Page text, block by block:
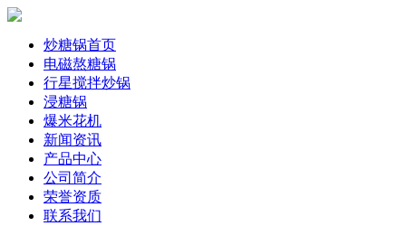
炒糖锅首页
电磁熬糖锅
行星搅拌炒锅
浸糖锅
爆米花机
新闻资讯
产品中心
公司简介
荣誉资质
联系我们